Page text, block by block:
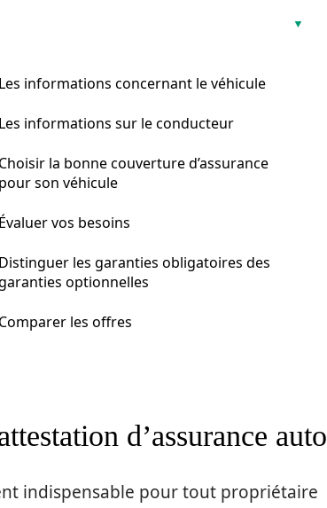
Les informations concernant le véhicule
Les informations sur le conducteur
Choisir la bonne couverture d’assurance
pour son véhicule
Évaluer vos besoins
Distinguer les garanties obligatoires des
optionnelles
Comparer les offres
d’assurance auto
indispensable pour tout propriétaire